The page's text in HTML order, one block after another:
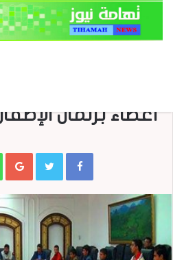
أعضاء برلمان